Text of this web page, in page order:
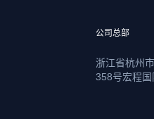
公司总部
浙江省杭州
358号宏程